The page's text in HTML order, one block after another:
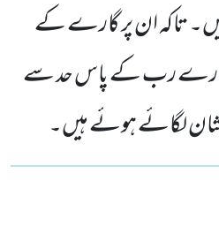
تاکہ ان پر گارے کے
رب کے پاس حد سے
لگائے ہوئے ہیں۔